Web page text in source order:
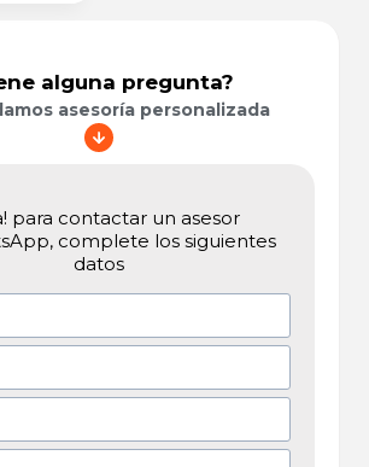
alguna pregunta?
asesoría personalizada
para contactar un asesor
complete los siguientes
datos